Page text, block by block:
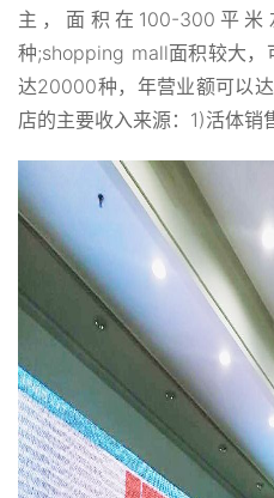
主，面积在100-300平
种;shopping mall面积较大，
达20000种，年营业额可以
店的主要收入来源：1)活体销